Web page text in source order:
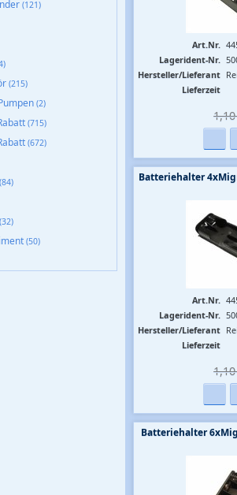
(121)
(215)
(2)
(715)
(672)
(84)
(32)
(50)
Art.Nr.
Lagerident-Nr.
Hersteller/Lieferant
Lieferzeit
1,10
Batteriehalter
Art.Nr.
Lagerident-Nr.
Hersteller/Lieferant
Lieferzeit
1,10
Batteriehalter